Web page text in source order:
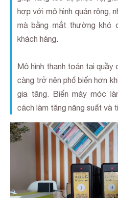
hợp với mô hình quán rộng,
mà bằng mắt thường khó
khách hàng.
Mô hình thanh toán tại quầy
càng trở nên phổ biến hơn
gia tăng. Biến máy móc
cách làm tăng năng suất và